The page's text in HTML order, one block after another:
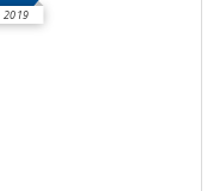
2019